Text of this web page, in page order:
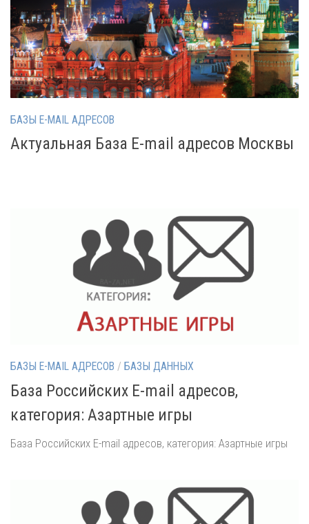
БАЗЫ E-MAIL АДРЕСОВ
Актуальная База E-mail адресов Москвы
БАЗЫ E-MAIL АДРЕСОВ / БАЗЫ ДАННЫХ
База Российских E-mail адресов,
категория: Азартные игры
База Российских E-mail адресов, категория: Азартные игры